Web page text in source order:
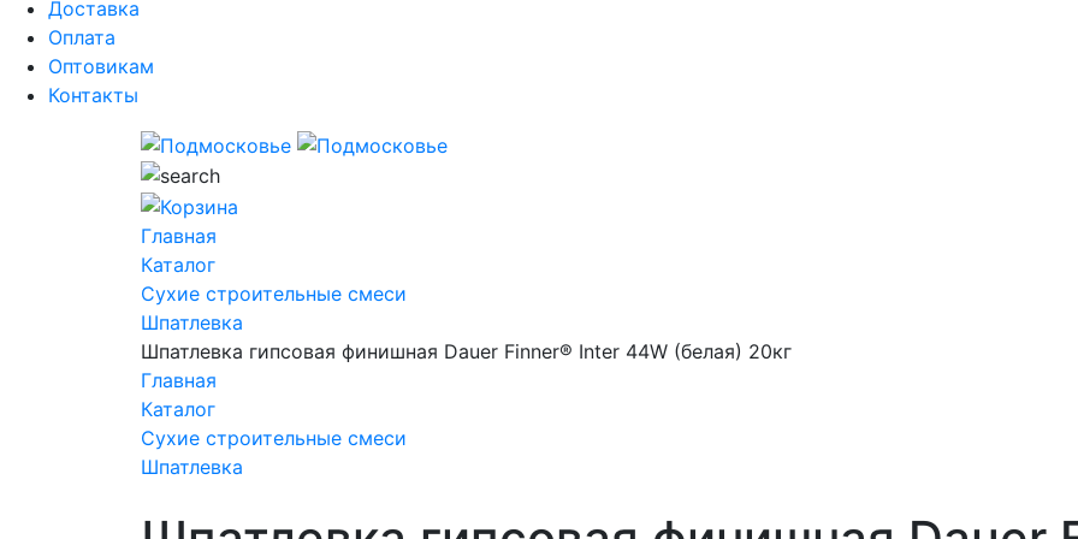
Доставка
Оплата
Оптовикам
Контакты
Главная
Каталог
Сухие строительные смеси
Шпатлевка
Шпатлевка гипсовая финишная Dauer Finner® Inter 44W (белая) 20кг
Главная
Каталог
Сухие строительные смеси
Шпатлевка